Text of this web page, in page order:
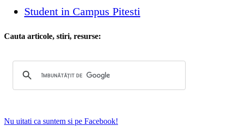
Student in Campus Pitesti
Cauta articole, stiri, resurse:
Nu uitati ca suntem si pe Facebook!